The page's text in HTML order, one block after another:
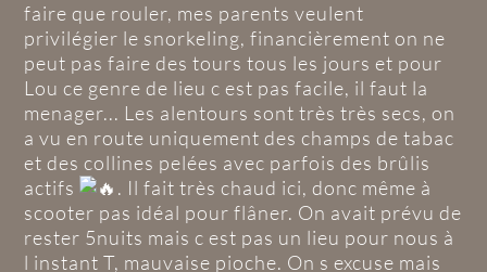
faire que rouler, mes parents veulent
privilégier le snorkeling, financièrement on ne
peut pas faire des tours tous les jours et pour
Lou ce genre de lieu c est pas facile, il faut la
menager... Les alentours sont très très secs, on
a vu en route uniquement des champs de tabac
et des collines pelées avec parfois des brûlis
actifs
. Il fait très chaud ici, donc même à
scooter pas idéal pour flâner. On avait prévu de
rester 5nuits mais c est pas un lieu pour nous à
l instant T, mauvaise pioche. On s excuse mais